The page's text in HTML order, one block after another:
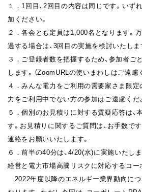
１．1回目、2回目の内容は同じです。いず
加ください。
２．各会とも定員は1,000名となります。
過する場合は、3回目の実施を検討いたしま
３．ご登録者数を把握するため、参加者ご
します。（ZoomURLの使いまわしはご遠慮
４．みんな電力をご利用の需要家さま限
力をご利用中でない方の参加はご遠慮くだ
５．個別のお見積りに対する質疑応答は、
す。お見積りに関するご質問は、お手数で
連絡をお願いいたします。
６．前半の40分は、4/20(水)に実施いたし
経営と電力市場高騰リスクに対応するコー
2022年度以降のエネルギー業界動向につ